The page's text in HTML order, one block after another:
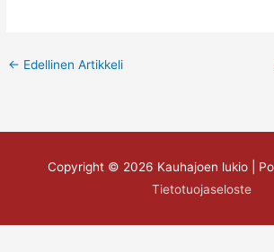
← Edellinen Artikkeli
Copyright © 2026 Kauhajoen lukio |
Tietotuojaseloste